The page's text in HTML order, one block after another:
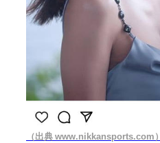
（出典 www.nikkansports.com）